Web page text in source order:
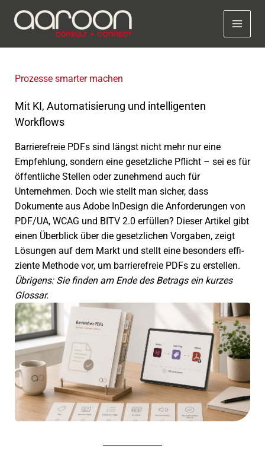
Inhalt
Prozesse smar­ter machen
Mit KI, Automatisierung und intelligenten
Workflows
Barrierefreie PDFs sind längst nicht mehr nur eine
Empfehlung, sondern eine gesetz­li­che Pflicht – sei es für
öffent­li­che Stellen oder zuneh­mend auch für
Unternehmen. Doch wie stellt man sicher, dass
Dokumente aus Adobe InDesign die Anforderungen von
PDF/UA, WCAG und BITV 2.0 erfül­len? Dieser Artikel gibt
einen Überblick über die gesetz­li­chen Vorgaben, zeigt
Lösungen auf dem Markt und stellt eine beson­ders effi­
zi­ente Methode vor, um barrie­re­freie PDFs zu erstel­len.
Übrigens: Sie finden am Ende des Betrags ein kurzes
Glossar.